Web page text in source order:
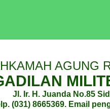
AGUNG
Jl. Ir. H. Juanda No.85
(031) 8665369. Email